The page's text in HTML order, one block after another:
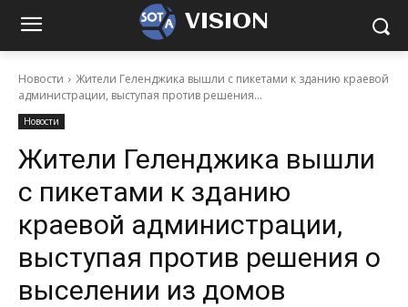
VISION
Новости
Жители Геленджика вышли с пикетами к зданию краевой
администрации, выступая против решения...
Новости
Жители Геленджика вышли
с пикетами к зданию
краевой администрации,
выступая против решения о
выселении из домов